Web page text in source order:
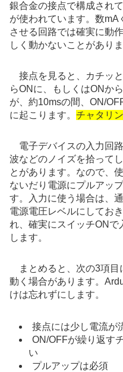
銀合金の接点で構成され
が使われています。数
させる回路では確実に動
しく動かないことがありま
接点を見ると、カチッ
らONに、もしくはONか
が、約10msの間、ON/
に起こります。 チャタリ
電子デバイスの入力回
波などのノイズを拾って
とがあります。なので、
ないだり電源にプルアッ
す。入力に使う場合は、
電源電圧レベルにしてお
れ、確実にスイッチON
します。
まとめると、次の3項目
動く場合があります。
けは忘れずにします。
接点には少し電流が
ON/OFFが繰り返す
い
プルアップは必須